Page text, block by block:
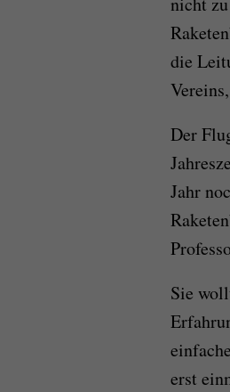
die
Der
Jahr
Sie
erst